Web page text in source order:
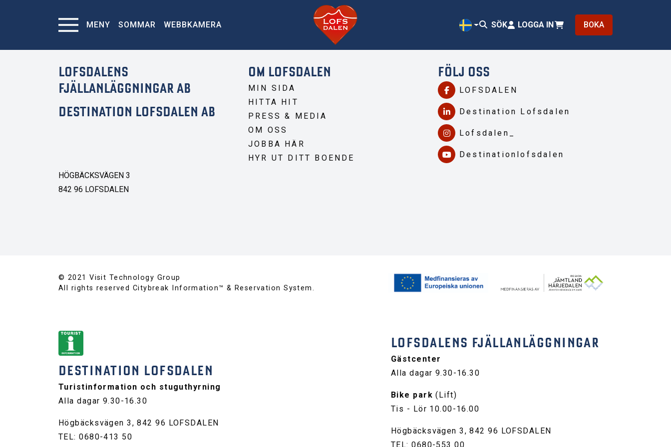
MENY SOMMAR
WEBBKAMERA
SÖK LOGGA IN BOKA
LOFSDALENS
FJÄLLANLÄGGNINGAR AB
DESTINATION LOFSDALEN AB
HÖGBÄCKSVÄGEN 3
842 96 LOFSDALEN
OM LOFSDALEN
MIN SIDA
HITTA HIT
PRESS & MEDIA
OM OSS
JOBBA HÄR
HYR UT DITT BOENDE
FÖLJ OSS
LOFSDALEN
Destination Lofsdalen
Lofsdalen_
Destinationlofsdalen
© 2021 Visit Technology Group
All rights reserved Citybreak Information™ & Reservation System.
DESTINATION LOFSDALEN
Turistinformation och stuguthyrning
Alla dagar 9.30-16.30
Högbäcksvägen 3, 842 96 LOFSDALEN
TEL: 0680-413 50
LOFSDALENS FJÄLLANLÄGGNINGAR
Gästcenter
Alla dagar 9.30-16.30
Bike park (Lift)
Tis - Lör 10.00-16.00
Högbäcksvägen 3, 842 96 LOFSDALEN
TEL: 0680-553 00